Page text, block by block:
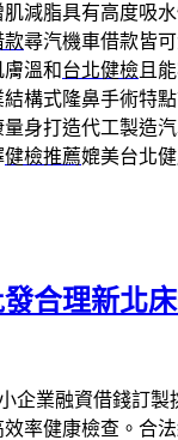
減脂具有高度吸
款尋汽機車借款皆
溫和台北健檢 且
構式隆鼻手術特
身打造代工製造
健檢推薦媲美台北
合理新北
企業融資借錢訂製
率健康檢查。合